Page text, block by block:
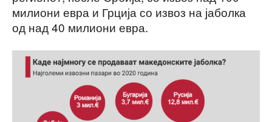
милиони евра и Грција со извоз на јаболка
од над 40 милиони евра.